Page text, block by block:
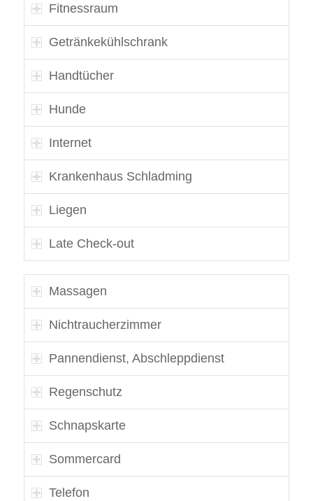
Fitnessraum
Getränkekühlschrank
Handtücher
Hunde
Internet
Krankenhaus Schladming
Liegen
Late Check-out
Massagen
Nichtraucherzimmer
Pannendienst, Abschleppdienst
Regenschutz
Schnapskarte
Sommercard
Telefon